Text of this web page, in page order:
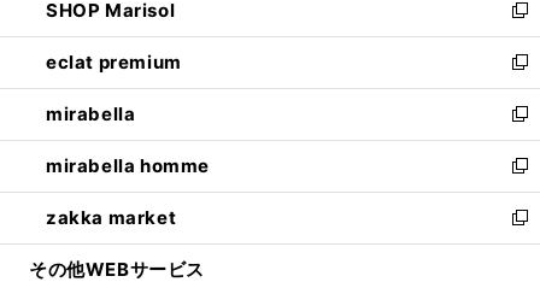
く
で
開
く
ド
ウ
で
開
く
ィ
ン
ド
ウ
で
開
く
い
ウ
ィ
ン
ド
ウ
で
開
く
SHOP Marisol
新
し
い
ウ
ィ
ン
ド
ウ
で
開
eclat premium
新
し
い
ウ
ィ
ン
ド
ウ
mirabella
新
し
い
ウ
ィ
ン
mirabella homme
新
し
い
ウ
zakka market
新
し
その他WEBサービス